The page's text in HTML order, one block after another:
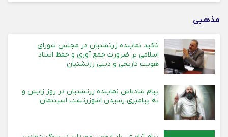
مذهـبی
تاکید نماینده زرتشتیان در مجلس شورای
اسلامی بر ضرورت جمع آوری و حفظ اسناد
هویت تاریخی و دینی زرتشتیان
پیام شادباش نماینده زرتشتیان در روز زایش و
به پیامبری رسیدن اشوزرتشت اسپنتمان